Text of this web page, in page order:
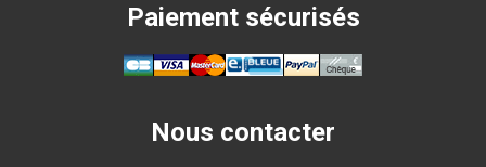
Paiement sécurisés
Nous contacter